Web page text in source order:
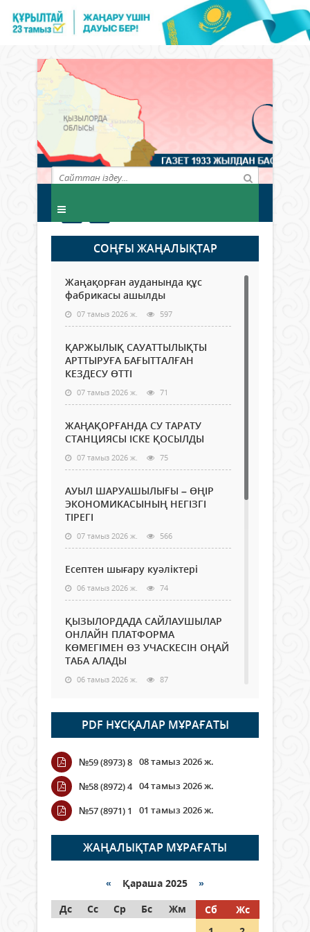
СОҢҒЫ ЖАҢАЛЫҚТАР
Жаңақорған ауданында құс
фабрикасы ашылды
07 тамыз 2026 ж. 597
ҚАРЖЫЛЫҚ САУАТТЫЛЫҚТЫ
АРТТЫРУҒА БАҒЫТТАЛҒАН
КЕЗДЕСУ ӨТТІ
07 тамыз 2026 ж. 71
ЖАҢАҚОРҒАНДА СУ ТАРАТУ
СТАНЦИЯСЫ ІСКЕ ҚОСЫЛДЫ
07 тамыз 2026 ж. 75
АУЫЛ ШАРУАШЫЛЫҒЫ – ӨҢІР
ЭКОНОМИКАСЫНЫҢ НЕГІЗГІ
ТІРЕГІ
07 тамыз 2026 ж. 566
Есептен шығару куәліктері
06 тамыз 2026 ж. 74
ҚЫЗЫЛОРДАДА САЙЛАУШЫЛАР
ОНЛАЙН ПЛАТФОРМА
КӨМЕГІМЕН ӨЗ УЧАСКЕСІН ОҢАЙ
ТАБА АЛАДЫ
06 тамыз 2026 ж. 87
Open Air: Қызылорда облысы
полиция департаменті 20
мыңнан астам көрерменнің
қауіпсіздігін қамтамасыз етті
06 тамыз 2026 ж.
Wi-Fi ҚАБЫРҒА АРҚЫЛЫ ҚАЛАЙ
ӨТЕДІ?
06 тамыз 2026 ж. 265
граждане Казахстана,
05 тамыз 2026 ж. 146
PDF НҰСҚАЛАР МҰРАҒАТЫ
№59 (8973) 8 08 тамыз 2026 ж.
№58 (8972) 4 04 тамыз 2026 ж.
№57 (8971) 1
01 тамыз 2026 ж.
ЖАҢАЛЫҚТАР МҰРАҒАТЫ
« Қараша 2025 »
Дс
Сс Ср Бс Жм Сб
Жс